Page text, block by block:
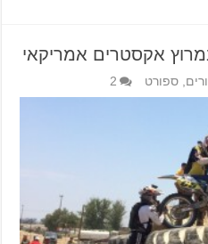
אקסטרים אמריקאי
,ספורט 2